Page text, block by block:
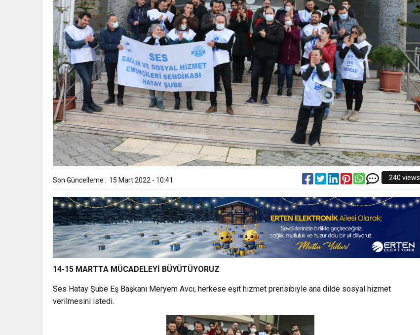
Son Güncelleme : 15 Mart 2022 - 10:41 240 views
14-15 MARTTA MÜCADELEYİ BÜYÜTÜYORUZ
Ses Hatay Şube Eş Başkanı Meryem Avcı, herkese eşit hizmet prensibiyle ana dilde sosyal hizmet
verilmesini istedi.